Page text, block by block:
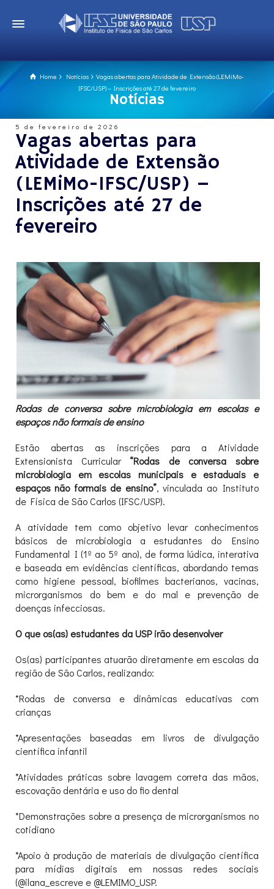
Home Notícias
Vagas abertas para Atividade de Extensão (LEMiMo-
IFSC/USP) – Inscrições até 27 de fevereiro
Notícias
5 de fevereiro de 2026
Vagas abertas para
Atividade de Extensão
(LEMiMo-IFSC/USP) –
Inscrições até 27 de
fevereiro
Rodas de conversa sobre microbiologia em escolas e
espaços não formais de ensino
Estão abertas as inscrições para a Atividade
Extensionista Curricular “Rodas de conversa sobre
microbiologia em escolas municipais e estaduais e
espaços não formais de ensino”, vinculada ao Instituto
de Física de São Carlos (IFSC/USP).
A atividade tem como objetivo levar conhecimentos
básicos de microbiologia a estudantes do Ensino
Fundamental I (1º ao 5º ano), de forma lúdica, interativa
e baseada em evidências científicas, abordando temas
como higiene pessoal, biofilmes bacterianos, vacinas,
microrganismos do bem e do mal e prevenção de
doenças infecciosas.
O que os(as) estudantes da USP irão desenvolver
Os(as) participantes atuarão diretamente em escolas da
região de São Carlos, realizando:
*Rodas de conversa e dinâmicas educativas com
crianças
*Apresentações baseadas em livros de divulgação
científica infantil
*Atividades práticas sobre lavagem correta das mãos,
escovação dentária e uso do fio dental
*Demonstrações sobre a presença de microrganismos no
cotidiano
*Apoio à produção de materiais de divulgação científica
para mídias digitais em nossas redes sociais
(@ilana_escreve e @LEMIMO_USP.